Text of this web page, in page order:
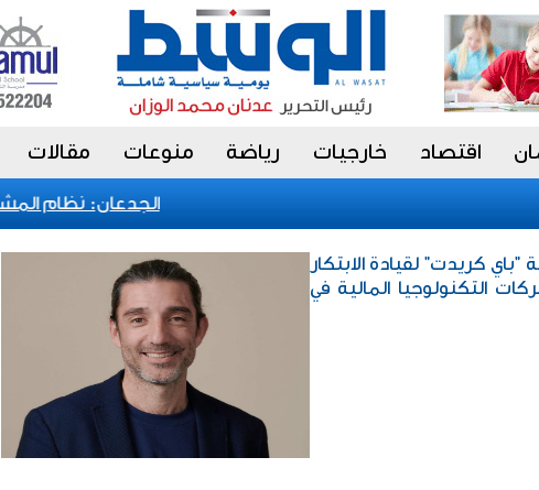
اقتصاد خارجيات رياضة منوعات مقالات
الجدعان: نظام
كريدت" لقيادة الابتكار
التكنولوجيا المالية في